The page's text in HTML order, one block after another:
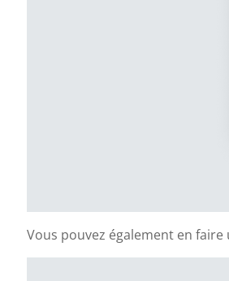
Vous pouvez également en